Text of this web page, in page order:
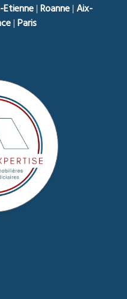
|Roanne|Aix-
|Paris